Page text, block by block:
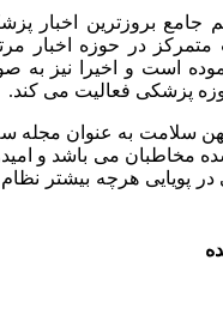
جامع بروزترین اخبار
صورت متمرکز در حوزه اخبار
است و اخیرا نیز
پزشکی فعالیت می کند.
سلامت به عنوان مجله
مخاطبان می باشد و
پویایی هرچه بیشتر